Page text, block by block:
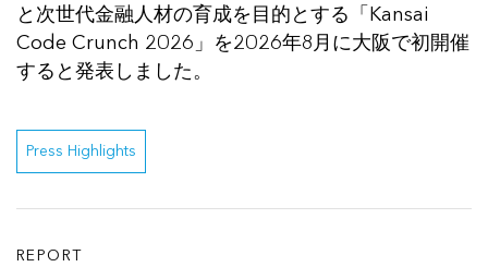
と次世代金融人材の育成を目的とする「Kansai
Code Crunch 2026」を2026年8月に大阪で初開催
すると発表しました。
Press Highlights
REPORT